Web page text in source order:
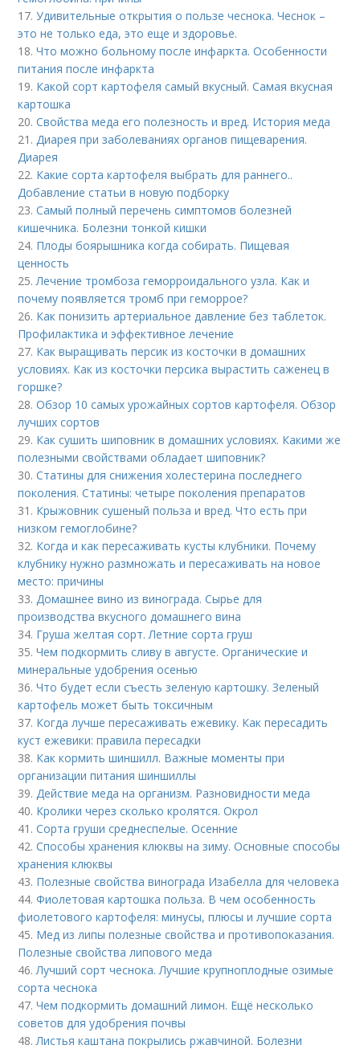
17.Удивительные открытия о пользе чеснока. Чеснок –
это не только еда, это еще и здоровье.
18.Что можно больному после инфаркта. Особенности
питания после инфаркта
19. Какой сорт картофеля самый вкусный. Самая вкусная
картошка
20.Свойства меда его полезность и вред. История меда
21. Диарея при заболеваниях органов пищеварения.
Диарея
22. Какие сорта картофеля выбрать для раннего..
Добавление статьи в новую подборку
23.Самый полный перечень симптомов болезней
кишечника. Болезни тонкой кишки
24. Плоды боярышника когда собирать. Пищевая
ценность
25. Лечение тромбоза геморроидального узла. Как и
почему появляется тромб при геморрое?
26. Как понизить артериальное давление без таблеток.
Профилактика и эффективное лечение
27. Как выращивать персик из косточки в домашних
условиях. Как из косточки персика вырастить саженец в
горшке?
28.Обзор 10 самых урожайных сортов картофеля. Обзор
лучших сортов
29. Как сушить шиповник в домашних условиях. Какими же
полезными свойствами обладает шиповник?
30.Статины для снижения холестерина последнего
поколения. Статины: четыре поколения препаратов
31. Крыжовник сушеный польза и вред. Что есть при
низком гемоглобине?
32. Когда и как пересаживать кусты клубники. Почему
клубнику нужно размножать и пересаживать на новое
место: причины
33. Домашнее вино из винограда. Сырье для
производства вкусного домашнего вина
34. Груша желтая сорт. Летние сорта груш
35.Чем подкормить сливу в августе. Органические и
минеральные удобрения осенью
36.Что будет если съесть зеленую картошку. Зеленый
картофель может быть токсичным
37. Когда лучше пересаживать ежевику. Как пересадить
куст ежевики: правила пересадки
38. Как кормить шиншилл. Важные моменты при
организации питания шиншиллы
39. Действие меда на организм. Разновидности меда
40. Кролики через сколько кролятся. Окрол
41.Сорта груши среднеспелые. Осенние
42.Способы хранения клюквы на зиму. Основные способы
хранения клюквы
43. Полезные свойства винограда Изабелла для человека
44.Фиолетовая картошка польза. В чем особенность
фиолетового картофеля: минусы, плюсы и лучшие сорта
45. Мед из липы полезные свойства и противопоказания.
Полезные свойства липового меда
46. Лучший сорт чеснока. Лучшие крупноплодные озимые
сорта чеснока
47.Чем подкормить домашний лимон. Ещё несколько
советов для удобрения почвы
48. Листья каштана покрылись ржавчиной. Болезни